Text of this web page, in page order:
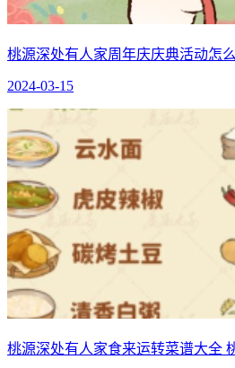
桃源深处有人家周年庆庆典活动怎
2024-03-15
桃源深处有人家食来运转菜谱大全